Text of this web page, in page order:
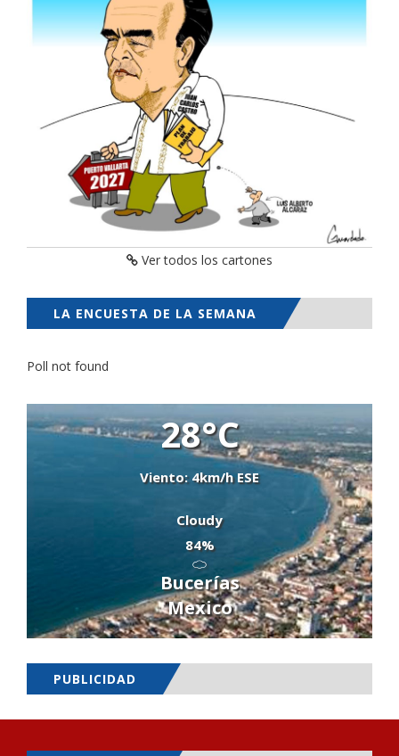
Ver todos los cartones
LA ENCUESTA DE LA SEMANA
Poll not found
28°C
Viento: 4km/h ESE
Cloudy
84%
Bucerías
Mexico
PUBLICIDAD